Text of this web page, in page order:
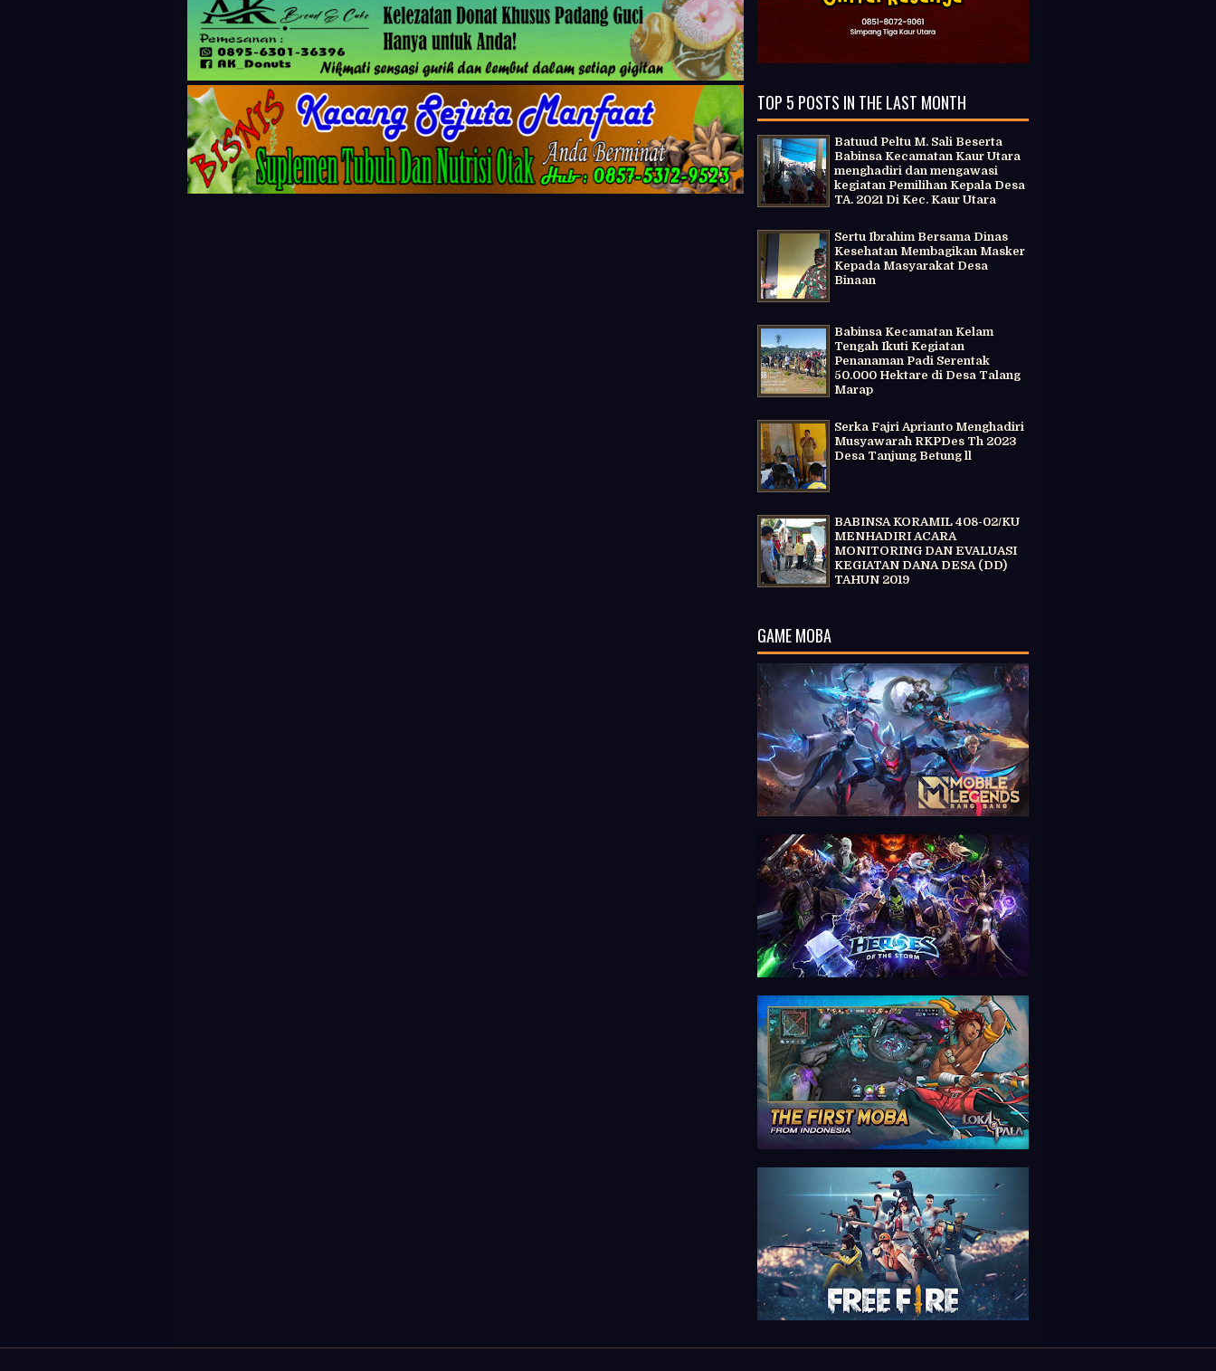
TOP 5 POSTS IN THE LAST MONTH
Batuud Peltu M. Sali Beserta
Babinsa Kecamatan Kaur Utara
menghadiri dan mengawasi
kegiatan Pemilihan Kepala Desa
TA. 2021 Di Kec. Kaur Utara
Sertu Ibrahim Bersama Dinas
Kesehatan Membagikan Masker
Kepada Masyarakat Desa
Binaan
Babinsa Kecamatan Kelam
Tengah Ikuti Kegiatan
Penanaman Padi Serentak
50.000 Hektare di Desa Talang
Marap
Serka Fajri Aprianto Menghadiri
Musyawarah RKPDes Th 2023
Desa Tanjung Betung ll
BABINSA KORAMIL 408-02/KU
MENHADIRI ACARA
MONITORING DAN EVALUASI
KEGIATAN DANA DESA (DD)
TAHUN 2019
GAME MOBA